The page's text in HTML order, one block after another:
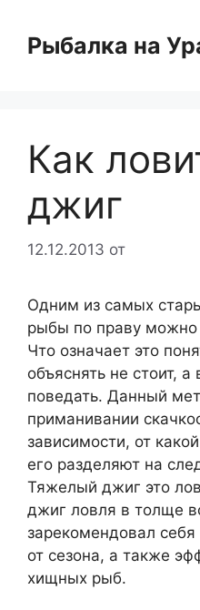
содержимому
Рыбалка на
Как
джиг
12.12.2013 от
Одним из самых
рыбы по праву можно
Что означает это
объяснять не стоит,
поведать. Данный
приманивании
зависимости, от
его разделяют на
Тяжелый джиг это
джиг ловля в толще
зарекомендовал
от сезона, а также
хищных рыб.